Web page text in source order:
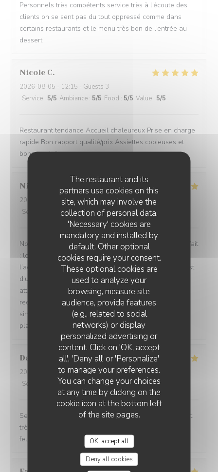
The restaurant and its
partners use cookies on this
site, which may involve the
collection of personal data.
'Necessary' cookies are
mandatory and installed by
default. Other optional
cookies require your consent.
These optional cookies are
used to analyze your
browsing, measure site
audience, provide features
(e.g., related to social
networks) or display
personalized advertising or
content. Click on 'OK, accept
all', 'Deny all' or 'Personalize'
to manage your preferences.
You can change your choices
at any time by clicking on the
cookie icon at the bottom left
of the site pages.
OK, accept all
Deny all cookies
Personnels très compétents service très à l’écoute des
clients on se sent pas du tout oppressé comme dans
certains restaurants et le menu très bon de l’entrée au
dessert
Nicole C
2026-08-05 - 12:15 - Guests 3
Service : 5/5 Ambiance : 5/5 Food : 5/5 Value : 5/5
Restaurant tendance Accueil chaleureux Prise en charge
rapide Bon rapport qualité/prix Assiettes copieuses et
bons produits
Nicolas
2026-08-04
- 13:30 - Guests 4
Service
Ambiance: 5 /5 Food: 5/5 Value:
Nous avons passé un excellent moment ! Tout était parfait
: les repas étaient délicieux, le service irréprochable, et
l’accueil d’une chaleur exceptionnelle. Toute l’équipe est
d’une grande gentillesse, avec de nombreuses petites
attentions qui font vraiment la différence. Nous
recommandons cet établissement à 100 % ! C’est tout
simplement topissime. Nous reviendrons avec grand
plaisir !
David
2026-08-04
- 12:30 - Guests 5
Service
Ambiance :5/5 Food:5/5 Value: 4
Service impeccable et convivial. Nourriture excellente et
très copieuse. Je recommande particulièrement le mille
feuille à la crème noisette-vanille. Un délice 😋